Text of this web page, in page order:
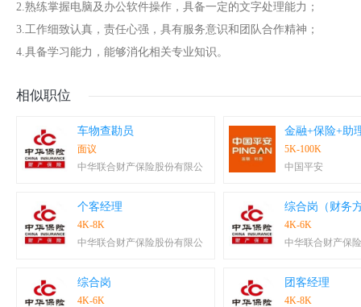
2.熟练掌握电脑及办公软件操作，具备一定的文字处理能力；
3.工作细致认真，责任心强，具有服务意识和团队合作精神；
4.具备学习能力，能够消化相关专业知识。
相似职位
车物查勘员
面议
中华联合财产保险股份有限公
金融+保险+助
5K-100K
中国平安
个客经理
4K-8K
中华联合财产保险股份有限公
综合岗（财务
4K-6K
中华联合财产保
综合岗
4K-6K
团客经理
4K-8K